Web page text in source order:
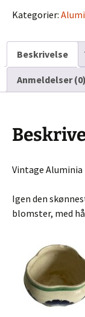
136-
antal
Kategorier:
Beskrivelse
Anmeldelser (0)
Vintage Aluminia
Igen den
blomster, med